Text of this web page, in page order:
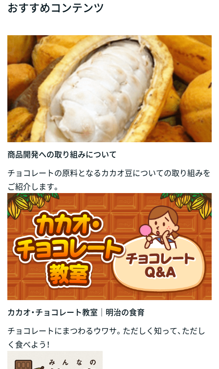
おすすめコンテンツ
商品開発への取り組みについて
チョコレートの原料となるカカオ豆についての取り組みを
ご紹介します。
カカオ・チョコレート教室｜明治の食育
チョコレートにまつわるウワサ。ただしく知って、ただし
く食べよう！